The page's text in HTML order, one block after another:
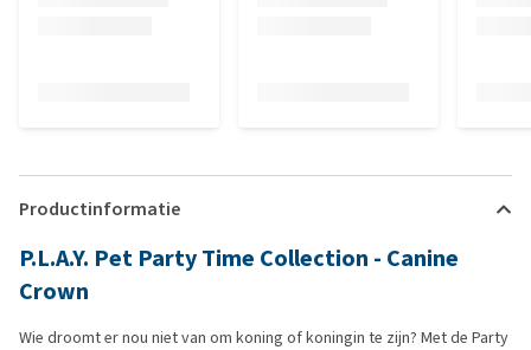
Productinformatie
P.L.A.Y. Pet Party Time Collection - Canine
Crown
Wie droomt er nou niet van om koning of koningin te zijn? Met de Party